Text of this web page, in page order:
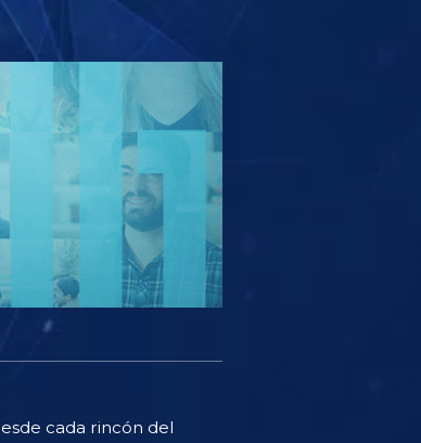
cada rincón del